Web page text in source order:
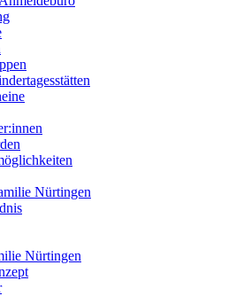
Nürtingen
Nürtingen